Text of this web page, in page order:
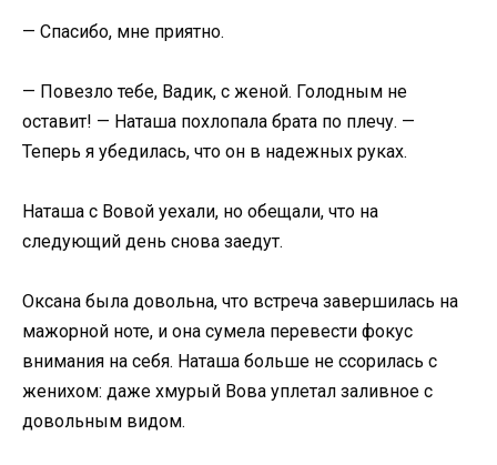
— Спасибо, мне приятно.
— Повезло тебе, Вадик, с женой. Голодным не
оставит! — Наташа похлопала брата по плечу. —
Теперь я убедилась, что он в надежных руках.
Наташа с Вовой уехали, но обещали, что на
следующий день снова заедут.
Оксана была довольна, что встреча завершилась на
мажорной ноте, и она сумела перевести фокус
внимания на себя. Наташа больше не ссорилась с
женихом: даже хмурый Вова уплетал заливное с
довольным видом.